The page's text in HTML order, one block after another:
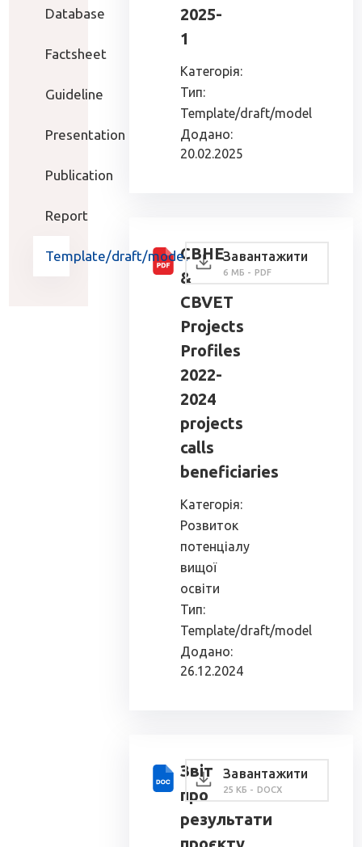
Database
Factsheet
Guideline
Presentation
Publication
Report
Template/draft/model
2025-
1
Категорія:
Тип:
Template/draft/model
Додано:
20.02.2025
CBHE
&
CBVET
Projects
Profiles
2022-
2024
projects
calls
beneficiaries
Категорія:
Розвиток
потенціалу
вищої
освіти
Тип:
Template/draft/model
Додано:
26.12.2024
Завантажити
6 МБ - PDF
Звіт
про
результати
Завантажити
25 КБ - DOCX